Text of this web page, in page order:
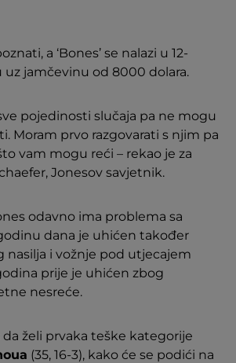
a ‘Bones’ se nalazi u 12-
jamčevinu od 8000 dolara.
pojedinosti slučaja pa ne mogu
Moram prvo razgovarati s njim pa
vam mogu reći – rekao je za
Jonesov savjetnik.
odavno ima problema sa
dana je uhićen također
nasilja i vožnje pod utjecajem
prije je uhićen zbog
nesreće.
da želi prvaka teške kategorije
(35, 16-3), kako će se podići na